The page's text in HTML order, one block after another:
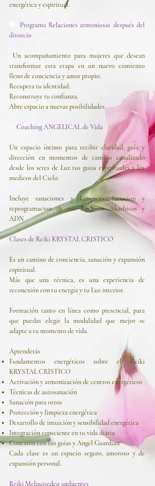
energética y espiritual.
Programa Relaciones armoniosas después del
divorcio
Un acompañamiento para mujeres que desean
transformar esta etapa en un nuevo comienzo
lleno de conciencia y amor propio.
Recupera tu identidad.
Reconstruye tu confianza.
Abre espacio a nuevas posibilidades.
Coaching ANGELICAL de Vida
Un espacio íntimo para recibir claridad, guía y
dirección en momentos de cambio canalizado
desde los seres de Luz tus guias espirituales y los
medicos del Cielo.
Incluye sanaciones y Limpieza Sanacion y
reprogramacion de tus Archivos Akashicos y
ADN
Clases de Reiki KRYSTAL CRISTICO
Es un camino de conciencia, sanación y expansión
espiritual.
Más que una técnica, es una experiencia de
reconexión con tu energía y tu Luz interior.
Formación tanto en línea como presencial, para
que puedas elegir la modalidad que mejor se
adapte a tu momento de vida.
Aprenderás
Fundamentos energéticos sobre el Reiki
KRYSTAL CRISTICO
Activación y armonización de centros energéticos
Técnicas de autosanación
Sanación para otros
Protección y limpieza energética
Desarrollo de intuición y sensibilidad energética
Integración consciente en tu vida diaria
Conexión con tus guias y Angel Guardian
Cada clase es un espacio seguro, amoroso y de
expansión personal.
Reiki Melquisedeq ambientes